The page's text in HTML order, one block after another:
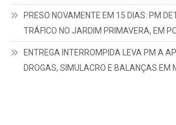
PRESO NOVAMENTE EM 15 DIAS: PM
TRÁFICO NO JARDIM PRIMAVERA, EM
ENTREGA INTERROMPIDA LEVA PM A
DROGAS, SIMULACRO E BALANÇAS EM